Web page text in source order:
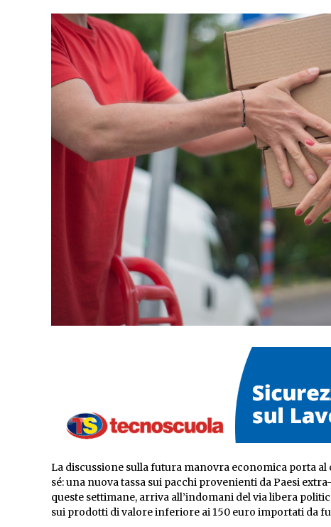
La discussione sulla futura manovra economica porta
sé: una nuova tassa sui pacchi provenienti da Paesi
queste settimane, arriva all’indomani del via libera
sui prodotti di valore inferiore ai 150 euro importati da